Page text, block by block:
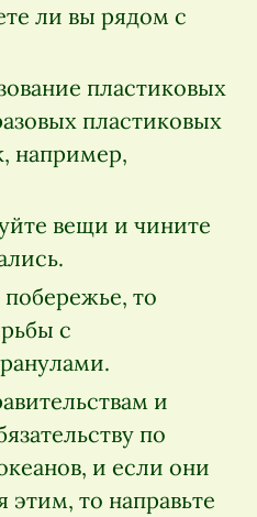
ли вы рядом с
пластиковых
пластиковых
например,
вещи и чините
то
с
и
по
и если они
то направьте